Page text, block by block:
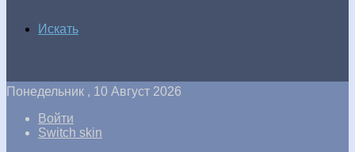
Искать
Понедельник , 10 Август 2026
Войти
Switch skin